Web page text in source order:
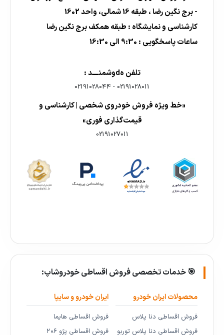
- برج نگین رضا ، طبقه 16 شمالی، واحد 1602
کارشناسی و نمایشگاه : طبقه همکف برج نگین رضا
ساعات پاسخگویی : 9:30 الی 16:30
تلفن هdوشمنــــد :
02191028011
-
02191028044
«خط ویژه فروش خودروی شخصی | کارشناسی و
قیمت‌گذاری فوری»
02191027011
🎯 خدمات تخصصی فروش اقساطی خودروشاپ:
محصولات ایران خودرو
فروش اقساطی دنا پلاس
فروش اقساطی دنا پلاس توربو
ایران خودرو و سایپا
فروش اقساطی هایما
فروش اقساطی پژو ۲۰۶